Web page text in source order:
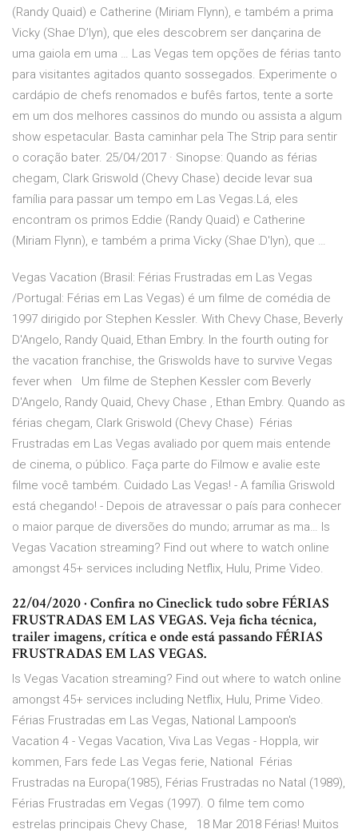
(Randy Quaid) e Catherine (Miriam Flynn), e também a prima
Vicky (Shae D’lyn), que eles descobrem ser dançarina de
uma gaiola em uma … Las Vegas tem opções de férias tanto
para visitantes agitados quanto sossegados. Experimente o
cardápio de chefs renomados e bufês fartos, tente a sorte
em um dos melhores cassinos do mundo ou assista a algum
show espetacular. Basta caminhar pela The Strip para sentir
o coração bater. 25/04/2017 · Sinopse: Quando as férias
chegam, Clark Griswold (Chevy Chase) decide levar sua
família para passar um tempo em Las Vegas.Lá, eles
encontram os primos Eddie (Randy Quaid) e Catherine
(Miriam Flynn), e também a prima Vicky (Shae D'lyn), que …
Vegas Vacation (Brasil: Férias Frustradas em Las Vegas
/Portugal: Férias em Las Vegas) é um filme de comédia de
1997 dirigido por Stephen Kessler. With Chevy Chase, Beverly
D'Angelo, Randy Quaid, Ethan Embry. In the fourth outing for
the vacation franchise, the Griswolds have to survive Vegas
fever when Um filme de Stephen Kessler com Beverly
D'Angelo, Randy Quaid, Chevy Chase , Ethan Embry. Quando as
férias chegam, Clark Griswold (Chevy Chase) Férias
Frustradas em Las Vegas avaliado por quem mais entende
de cinema, o público. Faça parte do Filmow e avalie este
filme você também. Cuidado Las Vegas! - A família Griswold
está chegando! - Depois de atravessar o país para conhecer
o maior parque de diversões do mundo; arrumar as ma… Is
Vegas Vacation streaming? Find out where to watch online
amongst 45+ services including Netflix, Hulu, Prime Video.
22/04/2020 · Confira no Cineclick tudo sobre FÉRIAS
FRUSTRADAS EM LAS VEGAS. Veja ficha técnica,
trailer imagens, crítica e onde está passando FÉRIAS
FRUSTRADAS EM LAS VEGAS.
Is Vegas Vacation streaming? Find out where to watch online
amongst 45+ services including Netflix, Hulu, Prime Video.
Férias Frustradas em Las Vegas, National Lampoon's
Vacation 4 - Vegas Vacation, Viva Las Vegas - Hoppla, wir
kommen, Fars fede Las Vegas ferie, National Férias
Frustradas na Europa(1985), Férias Frustradas no Natal (1989),
Férias Frustradas em Vegas (1997). O filme tem como
estrelas principais Chevy Chase, 18 Mar 2018 Férias! Muitos